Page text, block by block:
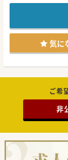
★☆コンサルタ
約100床の一
地域の状況に
効率的な病院
高齢化に伴い
となります。
気に
ご希
非